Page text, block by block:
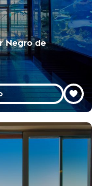
Negro de